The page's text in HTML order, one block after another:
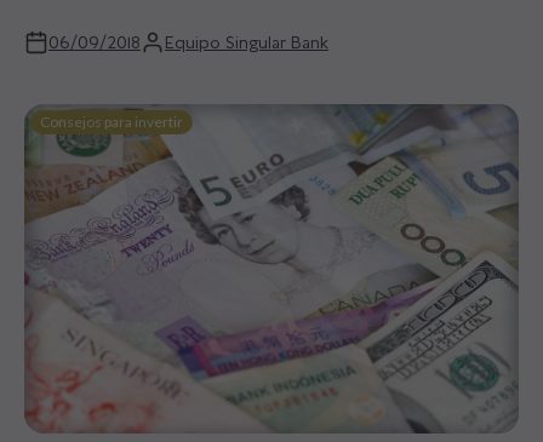
06/09/2018 Equipo Singular Bank
Consejos para invertir